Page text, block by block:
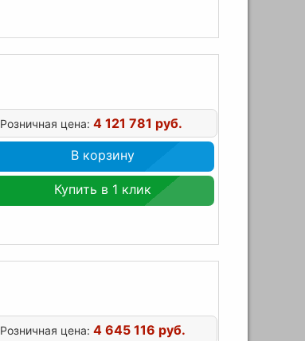
Розничная цена: 4 121 781 руб.
В корзину
Купить в 1 клик
Розничная цена: 4 645 116 руб.